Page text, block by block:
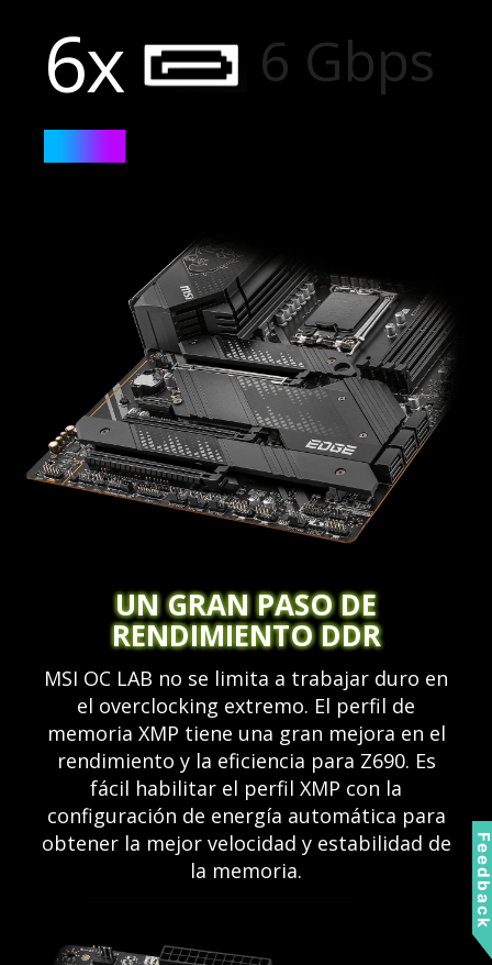
6x 6 Gbps
UN GRAN PASO DE
RENDIMIENTO DDR
MSI OC LAB no se limita a trabajar duro en
el overclocking extremo. El perfil de
memoria XMP tiene una gran mejora en el
rendimiento y la eficiencia para Z690. Es
fácil habilitar el perfil XMP con la
configuración de energía automática para
obtener la mejor velocidad y estabilidad de
la memoria.